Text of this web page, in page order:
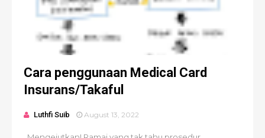
Cara penggunaan Medical Card
Insurans/Takaful
Luthfi Suib August 13, 2022